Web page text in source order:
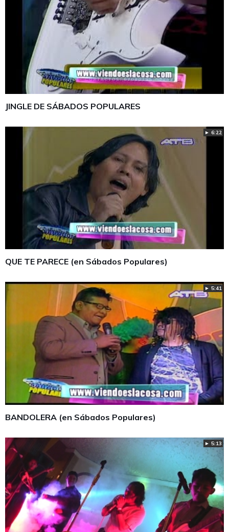
JINGLE DE SÁBADOS POPULARES
► 6:22
QUE TE PARECE (en Sábados Populares)
► 5:41
BANDOLERA (en Sábados Populares)
► 5:13